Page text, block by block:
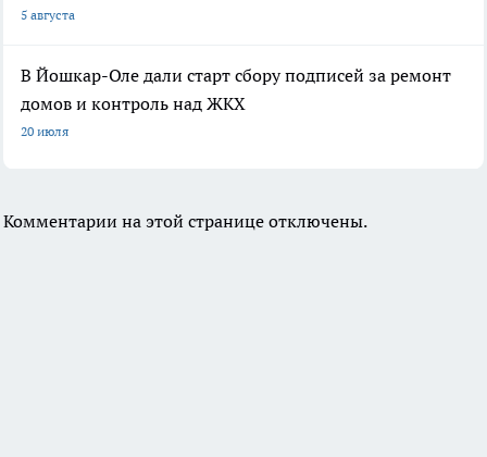
5 августа
В Йошкар-Оле дали старт сбору подписей за ремонт
домов и контроль над ЖКХ
20 июля
Комментарии на этой странице отключены.